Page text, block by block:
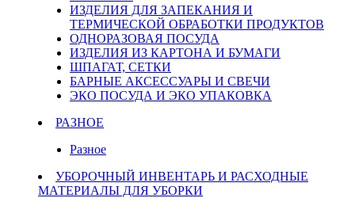
ИЗДЕЛИЯ ДЛЯ ЗАПЕКАНИЯ И
ТЕРМИЧЕСКОЙ ОБРАБОТКИ ПРОДУКТОВ
ОДНОРАЗОВАЯ ПОСУДА
ИЗДЕЛИЯ ИЗ КАРТОНА И БУМАГИ
ШПАГАТ, СЕТКИ
БАРНЫЕ АКСЕССУАРЫ И СВЕЧИ
ЭКО ПОСУДА И ЭКО УПАКОВКА
РАЗНОЕ
Разное
УБОРОЧНЫЙ ИНВЕНТАРЬ И РАСХОДНЫЕ
МАТЕРИАЛЫ ДЛЯ УБОРКИ